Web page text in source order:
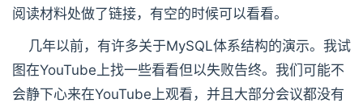
阅读材料处做了链接，有空的时候可以看看。
几年以前，有许多关于MySQL体系结构的演示。我试
图在YouTube上找一些看看但以失败告终。我们可能不
会静下心来在YouTube上观看，并且大部分会议都没有